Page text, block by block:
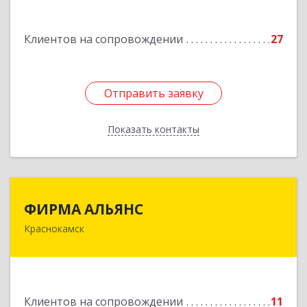
Клиентов на сопровождении 27
Отправить заявку
Показать контакты
Отправить заявку
Назад
ФИРМА АЛЬЯНС
Краснокамск
Клиентов на сопровождении 11